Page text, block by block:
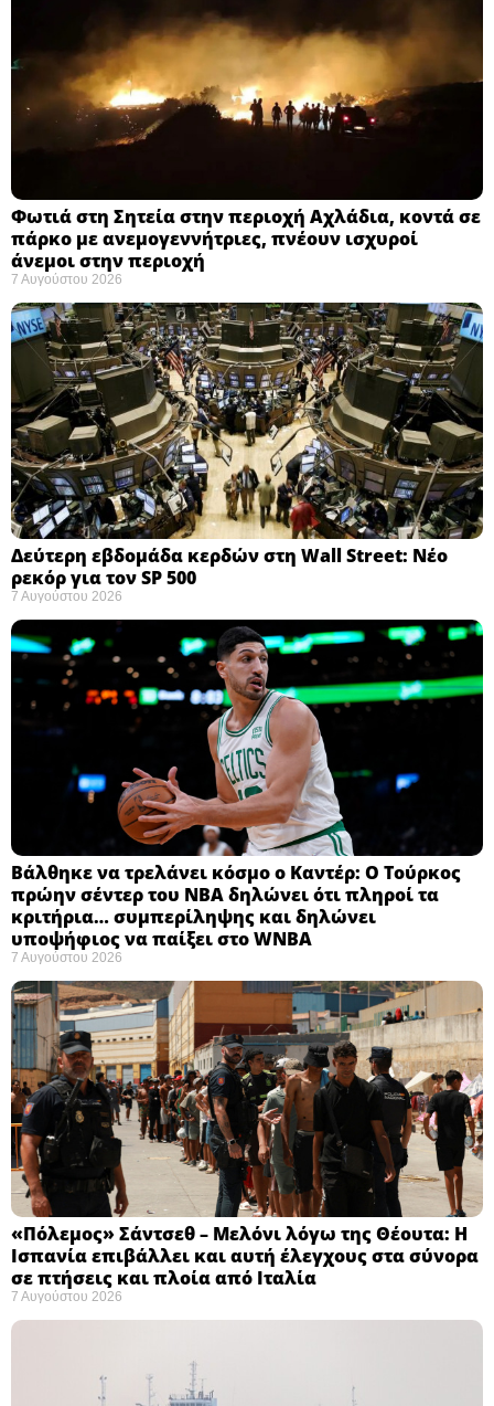
Φωτιά στη Σητεία στην περιοχή Αχλάδια, κοντά σε
πάρκο με ανεμογεννήτριες, πνέουν ισχυροί
άνεμοι στην περιοχή
7 Αυγούστου 2026
Δεύτερη εβδομάδα κερδών στη Wall Street: Νέο
ρεκόρ για τον SP 500
7 Αυγούστου 2026
Βάλθηκε να τρελάνει κόσμο ο Καντέρ: Ο Τούρκος
πρώην σέντερ του NBA δηλώνει ότι πληροί τα
κριτήρια… συμπερίληψης και δηλώνει
υποψήφιος να παίξει στο WNBA
7 Αυγούστου 2026
«Πόλεμος» Σάντσεθ – Μελόνι λόγω της Θέουτα: Η
Ισπανία επιβάλλει και αυτή έλεγχους στα σύνορα
σε πτήσεις και πλοία από Ιταλία
7 Αυγούστου 2026